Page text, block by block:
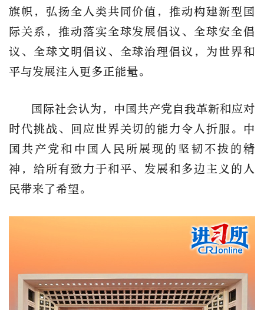
旗帜，弘扬全人类共同价值，推动构建新型国
际关系，推动落实全球发展倡议、全球安全倡
议、全球文明倡议、全球治理倡议，为世界和
平与发展注入更多正能量。
国际社会认为，中国共产党自我革新和应对
时代挑战、回应世界关切的能力令人折服。中
国共产党和中国人民所展现的坚韧不拔的精
神，给所有致力于和平、发展和多边主义的人
民带来了希望。